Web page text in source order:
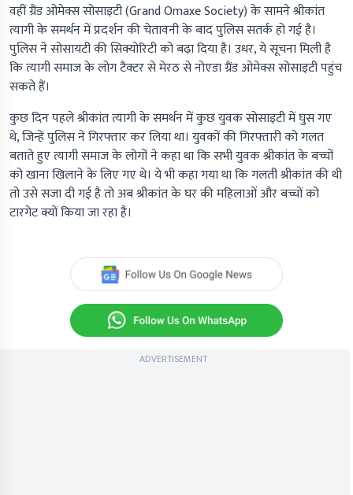
वहीं ग्रैंड ओमेक्स सोसाइटी (Grand Omaxe Society) के सामने श्रीकांत
त्यागी के समर्थन में प्रदर्शन की चेतावनी के बाद पुलिस सतर्क हो गई है।
पुलिस ने सोसायटी की सिक्योरिटी को बढ़ा दिया है। उधर, ये सूचना मिली है
कि त्यागी समाज के लोग टैक्टर से मेरठ से नोएडा ग्रैंड ओमेक्स सोसाइटी पहुंच
सकते हैं।
कुछ दिन पहले श्रीकांत त्यागी के समर्थन में कुछ युवक सोसाइटी में घुस गए
थे, जिन्हें पुलिस ने गिरफ्तार कर लिया था। युवकों की गिरफ्तारी को गलत
बताते हुए त्यागी समाज के लोगों ने कहा था कि सभी युवक श्रीकांत के बच्चों
को खाना खिलाने के लिए गए थे। ये भी कहा गया था कि गलती श्रीकांत की थी
तो उसे सजा दी गई है तो अब श्रीकांत के घर की महिलाओं और बच्चों को
टारगेट क्यों किया जा रहा है।
ADVERTISEMENT